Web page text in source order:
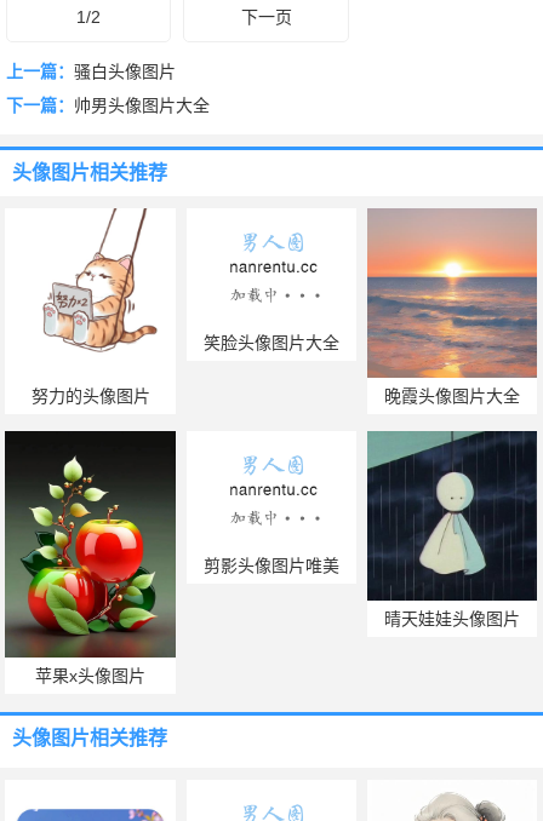
1/2 下一页
上一篇： 骚白头像图片
下一篇： 帅男头像图片大全
头像图片相关推荐
努力的头像图片
笑脸头像图片大全
晚霞头像图片大全
苹果x头像图片
剪影头像图片唯美
晴天娃娃头像图片
头像图片相关推荐